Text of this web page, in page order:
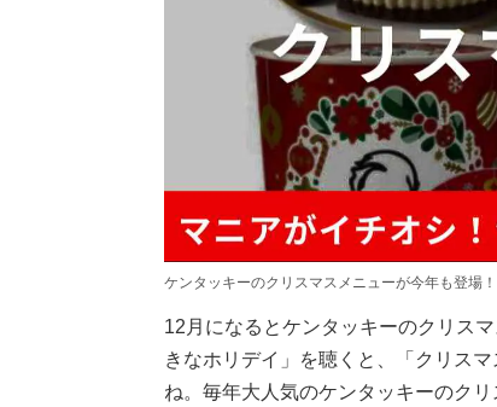
ケンタッキーのクリスマスメニューが今年も登場
12月になるとケンタッキーのクリス
きなホリデイ」を聴くと、「クリス
ね。毎年大人気のケンタッキーのク